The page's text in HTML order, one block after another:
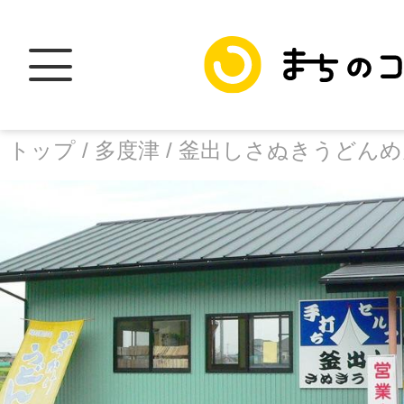
トップ / 多度津 / 釜出しさぬきうどん
facebook
X
トップ
加盟スポットに